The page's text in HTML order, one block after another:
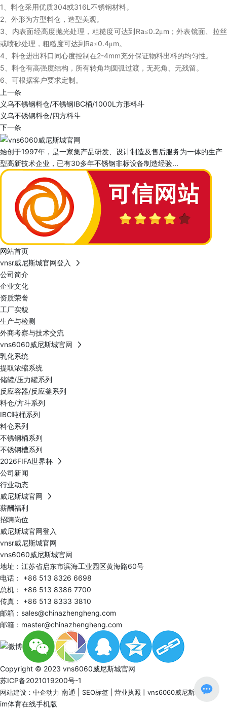
1 、料仓采用优质304或316L 不锈钢材料。
2、外形为方型料仓，造型美观。
3、内表面经高度抛光处理，粗糙度可达到 Ra≤0.2μm ；外表镜面、拉丝
或喷砂处理，粗糙度可达到 Ra≤0.4μm。
4、料仓进出料口同心度控制在2-4mm充分保证物料出料的均匀性。
5、料仓有高强度结构，所有转角均圆弧过渡，无死角、无残留。
6、可根据客户要求定制。
上一条
义乌不锈钢料仓/不锈钢IBC桶/1000L方形料斗
义乌不锈钢料仓/四方料斗
下一条
始创于1997年，是一家集产品研发、设计制造及售后服务为一体的生产
型高新技术企业，已有30多年不锈钢非标设备制造经验...
网站首页
vnsr威尼斯城官网登入
公司简介
企业文化
资质荣誉
工厂实貌
生产与检测
外商考察与技术交流
vns6060威尼斯城官网
乳化系统
提取浓缩系统
储罐/压力罐系列
反应容器/反应釜系列
料仓/方斗系列
IBC吨桶系列
料仓系列
不锈钢桶系列
不锈钢槽系列
2026FIFA世界杯
公司新闻
行业动态
威尼斯城官网
薪酬福利
招聘岗位
威尼斯城官网登入
vnsr威尼斯城官网
vns6060威尼斯城官网
地址：江苏省启东市滨海工业园区黄海路60号
电话： +86 513 8326 6698
总机： +86 513 8386 7700
传真： +86 513 8333 3810
邮箱： sales@chinazhengheng.com
邮箱： master@chinazhengheng.com
Copyright © 2023 vns6060威尼斯城官网
苏ICP备2021019200号-1
网站建设：中企动力 南通 SEO标签 营业执照 丨 vns6060威尼斯城官网
im体育在线手机版